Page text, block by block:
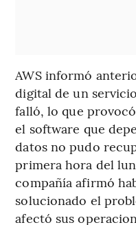
AWS informó
digital de un
falló, lo que
el software que
datos no pudo
primera hora del
compañía afirmó
solucionado el
afectó sus